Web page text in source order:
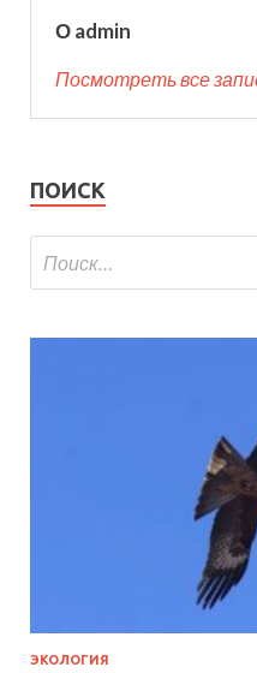
О admin
Посмотреть все
ПОИСК
ЭКОЛОГИЯ